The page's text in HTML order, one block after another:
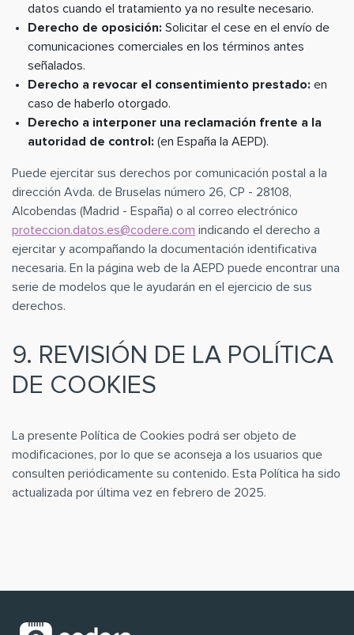
datos cuando el tratamiento ya no resulte necesario.
Derecho de oposición: Solicitar el cese en el envío de
comunicaciones comerciales en los términos antes
señalados.
Derecho a revocar el consentimiento prestado: en
caso de haberlo otorgado.
Derecho a interponer una reclamación frente a la
autoridad de control: (en España la AEPD).
Puede ejercitar sus derechos por comunicación postal a la
dirección Avda. de Bruselas número 26, CP - 28108,
Alcobendas (Madrid - España) o al correo electrónico
proteccion.datos.es@codere.com indicando el derecho a
ejercitar y acompañando la documentación identificativa
necesaria. En la página web de la AEPD puede encontrar una
serie de modelos que le ayudarán en el ejercicio de sus
derechos.
9. REVISIÓN DE LA POLÍTICA
DE COOKIES
La presente Política de Cookies podrá ser objeto de
modificaciones, por lo que se aconseja a los usuarios que
consulten periódicamente su contenido. Esta Política ha sido
actualizada por última vez en febrero de 2025.